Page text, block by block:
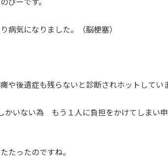
病気になりました。（脳梗塞）
後遺症も残らないと診断されホットしていま
かいない為 もう１人に負担をかけてしまい
たったのですね。